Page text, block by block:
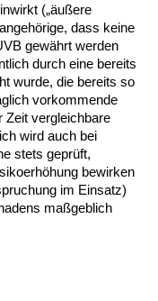
(„äußere
dass keine
gewährt werden
durch eine bereits
wurde, die bereits so
vorkommende
Zeit vergleichbare
wird auch bei
stets geprüft,
bewirken
im Einsatz)
maßgeblich